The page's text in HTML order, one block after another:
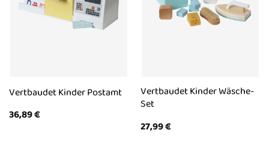
Vertbaudet Kinder Postamt
36,89€
Vertbaudet Kinder Wäsche-
Set
27,99€